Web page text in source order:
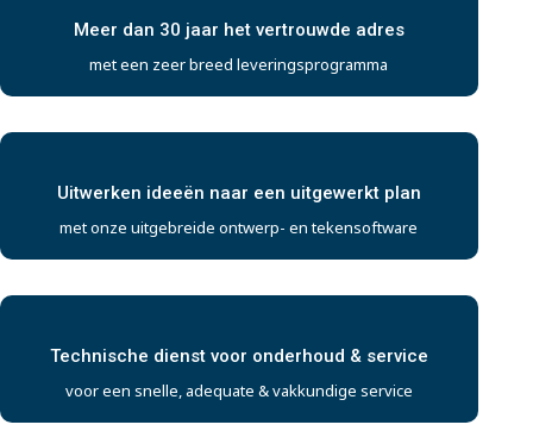
Meer dan 30 jaar het vertrouwde adres
met een zeer breed leveringsprogramma
Uitwerken ideeën naar een uitgewerkt plan
met onze uitgebreide ontwerp- en tekensoftware
Technische dienst voor onderhoud & service
voor een snelle, adequate & vakkundige service